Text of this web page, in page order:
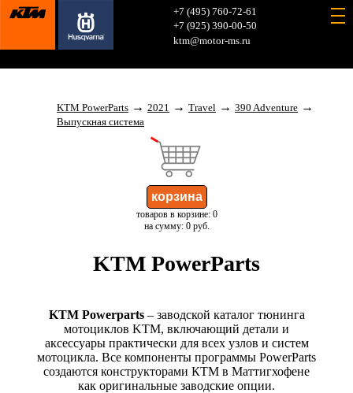
+7 (495) 760-72-61
+7 (925) 390-00-50
ktm@motor-ms.ru
KTM PowerParts → 2021 → Travel → 390 Adventure →
Выпускная система
товаров в корзине: 0
на сумму: 0 руб.
KTM PowerParts
KTM Powerparts– заводской каталог тюнинга
мотоциклов KTM, включающий детали и
аксессуары практически для всех узлов и систем
мотоцикла. Все компоненты программы PowerParts
создаются конструкторами КТМ в Маттигхофене
как оригинальные заводские опции.